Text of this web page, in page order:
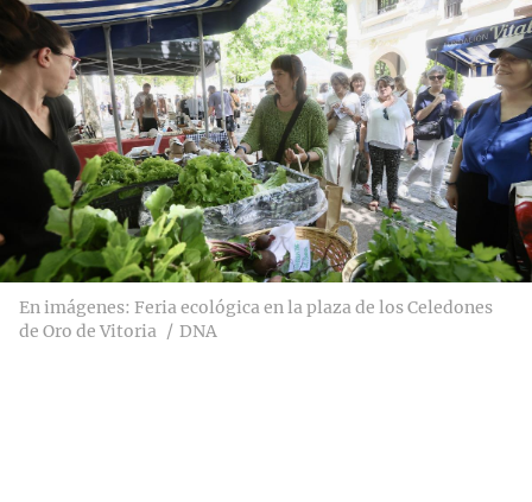
En imágenes: Feria ecológica en la plaza de los Celedones
de Oro de Vitoria
DNA